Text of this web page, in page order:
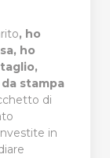
, ho
ho
stampa
di
in